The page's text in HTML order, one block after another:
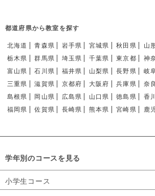
都道府県から教室を探す
北海道 青森県 岩手県 宮城県 秋田県 山
栃木県
群馬県 埼玉県 千葉県 東京都 神
富山県
石川県 福井県 山梨県 長野県 岐
三重県
滋賀県 京都府 大阪府 兵庫県 奈
島根県
岡山県 広島県 山口県 徳島県 香
福岡県
佐賀県 長崎県 熊本県 宮崎県 鹿
学年別のコースを見る
小学生コース